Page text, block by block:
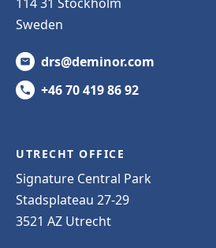
Sweden
drs@deminor.com
+46 70 419 86 92
UTRECHT OFFICE
Signature Central Park
Stadsplateau 27-29
3521 AZ Utrecht